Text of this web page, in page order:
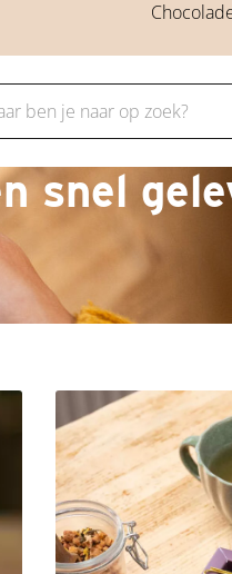
snel